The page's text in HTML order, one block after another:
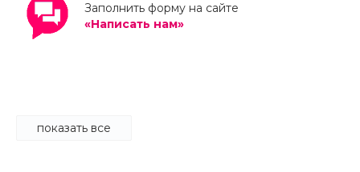
Заполнить форму на сайте
«Написать нам»
показать все